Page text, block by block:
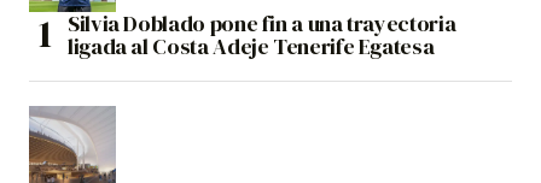
Silvia Doblado pone fin a una trayectoria
ligada al Costa Adeje Tenerife Egatesa